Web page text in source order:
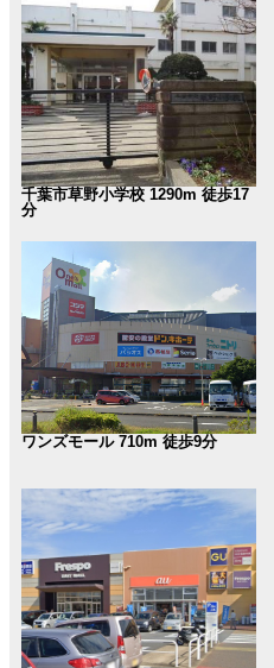
千葉市草野小学校 1290m 徒歩17
分
ワンズモール 710m 徒歩9分